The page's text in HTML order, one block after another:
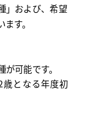
」および、希望
す。
可能です。
となる年度初